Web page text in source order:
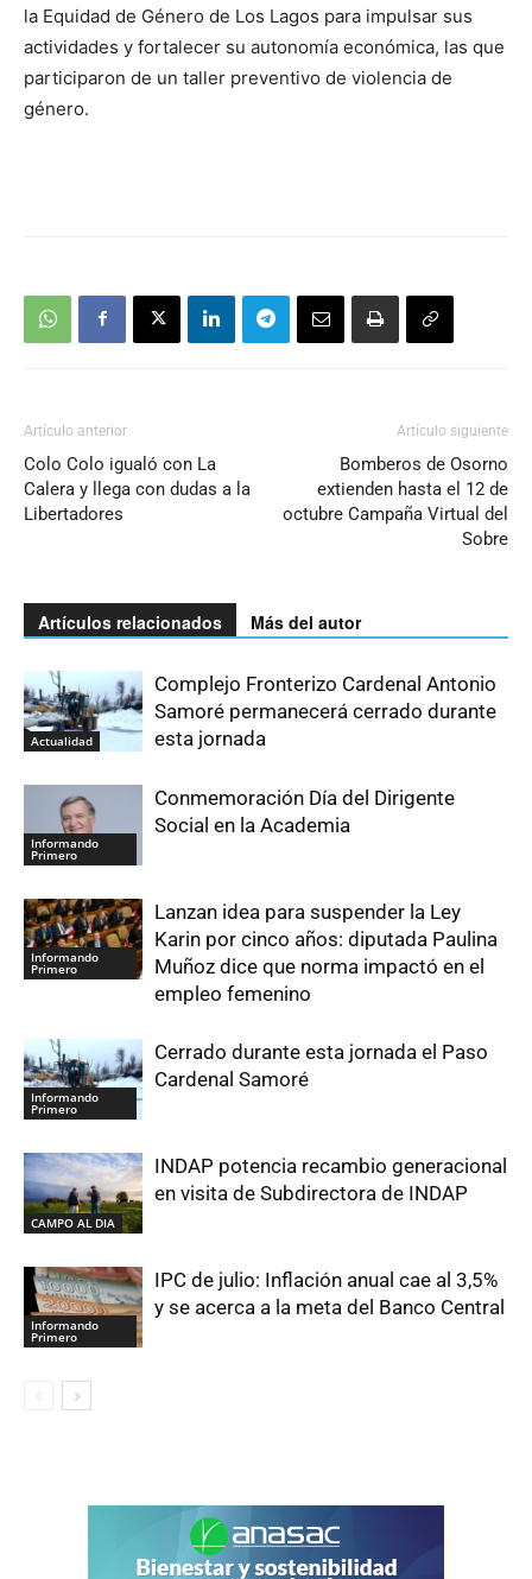
la Equidad de Género de Los Lagos para impulsar sus
actividades y fortalecer su autonomía económica, las que
participaron de un taller preventivo de violencia de
género.
Artículo anterior
Colo Colo igualó con La
Calera y llega con dudas a la
Libertadores
Artículo siguiente
Bomberos de Osorno
extienden hasta el 12 de
octubre Campaña Virtual del
Sobre
Artículos relacionados Más del autor
Actualidad
Complejo Fronterizo Cardenal Antonio
Samoré permanecerá cerrado durante
esta jornada
Informando
Primero
Conmemoración Día del Dirigente
Social en la Academia
Informando
Primero
Lanzan idea para suspender la Ley
Karin por cinco años: diputada Paulina
Muñoz dice que norma impactó en el
empleo femenino
Informando
Primero
Cerrado durante esta jornada el Paso
Cardenal Samoré
CAMPO AL DIA
INDAP potencia recambio generacional
en visita de Subdirectora de INDAP
Informando
Primero
IPC de julio: Inflación anual cae al 3,5%
y se acerca a la meta del Banco Central